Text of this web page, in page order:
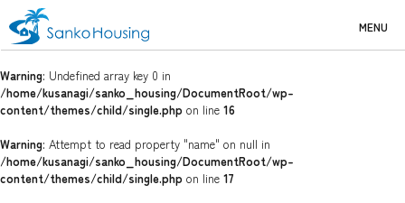
MENU
Warning: Undefined array key 0 in
/home/kusanagi/sanko_housing/DocumentRoot/wp-
content/themes/child/single.php on line 16
Warning: Attempt to read property "name" on null in
/home/kusanagi/sanko_housing/DocumentRoot/wp-
content/themes/child/single.php on line 17